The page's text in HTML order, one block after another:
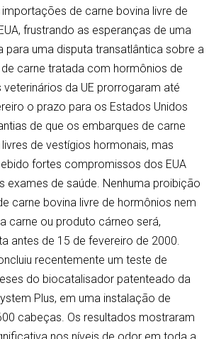
de carne bovina livre de
frustrando as esperanças de uma
para uma disputa transatlântica sobre a
carne tratada com hormônios de
da UE prorrogaram até
o prazo para os Estados Unidos
de que os embarques de carne
de vestígios hormonais, mas
fortes compromissos dos EUA
exames de saúde. Nenhuma proibição
carne bovina livre de hormônios nem
carne ou produto cárneo será,
antes de 15 de fevereiro de 2000.
recentemente um teste de
do biocatalisador patenteado da
Plus, em uma instalação de
cabeças. Os resultados mostraram